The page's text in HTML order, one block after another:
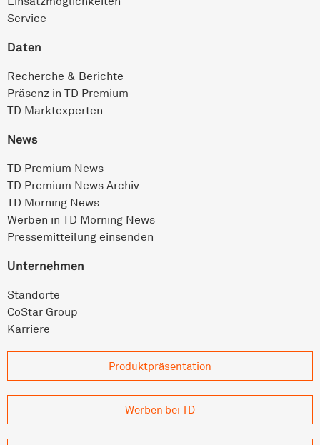
Service
Daten
Recherche & Berichte
Präsenz in TD Premium
TD Marktexperten
News
TD Premium News
TD Premium News Archiv
TD Morning News
Werben in TD Morning News
Pressemitteilung einsenden
Unternehmen
Standorte
CoStar Group
Karriere
Produkt­präsentation
Werben bei TD